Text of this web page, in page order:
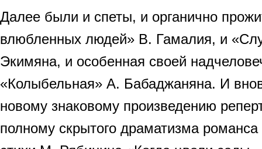
Далее были и спеты, и органично
влюбленных людей» В. Гамалия, и
Экимяна, и особенная своей
«Колыбельная» А. Бабаджаняна. И
новому знаковому произведению
полному скрытого драматизма